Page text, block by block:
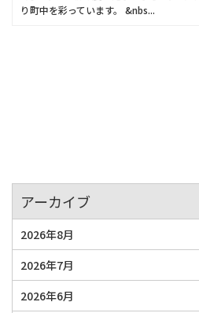
り町中を彩っています。 &nbs...
アーカイブ
2026年8月
2026年7月
2026年6月